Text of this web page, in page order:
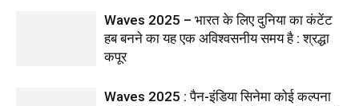
Waves 2025 – भारत के लिए दुनिया का कंटेंट
हब बनने का यह एक अविश्वसनीय समय है : श्रद्धा
कपूर
Waves 2025 : पैन-इंडिया सिनेमा कोई कल्पना